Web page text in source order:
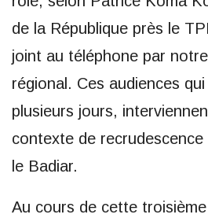
de la République près le
joint au téléphone par
régional. Ces audiences
plusieurs jours,
contexte de recrudescence
le Badiar.
Au cours de cette